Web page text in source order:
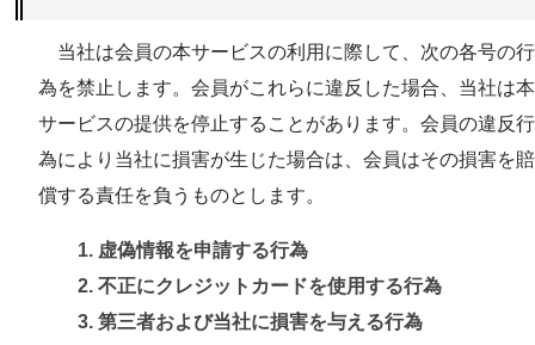
当社は会員の本サービスの利用に際して、次の各号の行
為を禁止します。会員がこれらに違反した場合、当社は本
サービスの提供を停止することがあります。会員の違反行
為により当社に損害が生じた場合は、会員はその損害を賠
償する責任を負うものとします。
虚偽情報を申請する行為
不正にクレジットカードを使用する行為
第三者および当社に損害を与える行為